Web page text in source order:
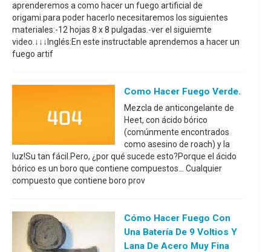
aprenderemos a como hacer un fuego artificial de
origami.para poder hacerlo necesitaremos los siguientes
materiales:-12 hojas 8 x 8 pulgadas.-ver el siguiemte
video.↓↓↓Inglés:En este instructable aprendemos a hacer un
fuego artif
Como Hacer Fuego Verde.
Mezcla de anticongelante de
Heet, con ácido bórico
(comúnmente encontrados
como asesino de roach) y la
luz!Su tan fácil.Pero, ¿por qué sucede esto?Porque el ácido
bórico es un boro que contiene compuestos... Cualquier
compuesto que contiene boro prov
Cómo Hacer Fuego Con
Una Batería De 9 Voltios Y
Lana De Acero Muy Fina